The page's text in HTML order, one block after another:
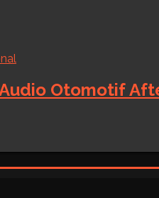
Audio Otomotif